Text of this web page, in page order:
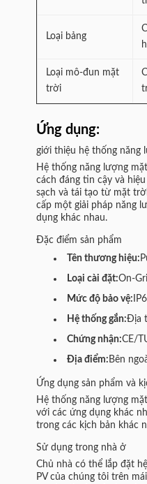
Loại bảng
Loại mô-đun mặt
trời
Ứng dụng:
giới thiệu hệ thống năng
Hệ thống năng lượng
cách đáng tin cậy và
sạch và tái tạo từ mặt
cấp một giải pháp năng
dụng khác nhau.
Đặc điểm sản phẩm
Tên thương hiệu:
Loại cài đặt:On-
Mức độ bảo vệ:
Hệ thống gắn:Địa
Chứng nhận:CE/
Địa điểm: Bên
Ứng dụng sản phẩm và
Hệ thống năng lượng
với các ứng dụng khác
trong các kịch bản khác
Sử dụng trong nhà ở
Chủ nhà có thể lắp đặt
PV của chúng tôi trên